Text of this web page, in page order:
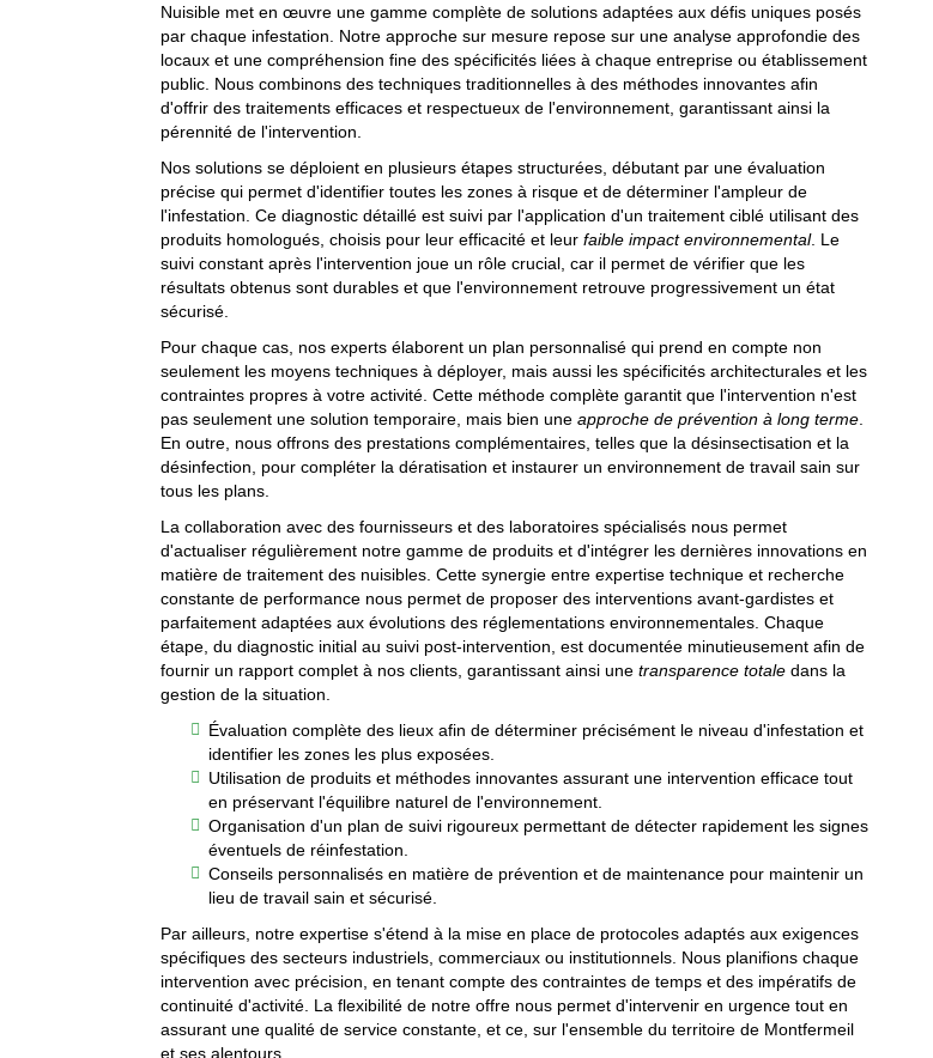
Nuisible met en œuvre une gamme complète de solutions adaptées aux défis uniques posés
par chaque infestation. Notre approche sur mesure repose sur une analyse approfondie des
locaux et une compréhension fine des spécificités liées à chaque entreprise ou établissement
public. Nous combinons des techniques traditionnelles à des méthodes innovantes afin
d'offrir des traitements efficaces et respectueux de l'environnement, garantissant ainsi la
pérennité de l'intervention.
Nos solutions se déploient en plusieurs étapes structurées, débutant par une évaluation
précise qui permet d'identifier toutes les zones à risque et de déterminer l'ampleur de
l'infestation. Ce diagnostic détaillé est suivi par l'application d'un traitement ciblé utilisant des
produits homologués, choisis pour leur efficacité et leurfaible impact environnemental. Le
suivi constant après l'intervention joue un rôle crucial, car il permet de vérifier que les
résultats obtenus sont durables et que l'environnement retrouve progressivement un état
sécurisé.
Pour chaque cas, nos experts élaborent un plan personnalisé qui prend en compte non
seulement les moyens techniques à déployer, mais aussi les spécificités architecturales et les
contraintes propres à votre activité. Cette méthode complète garantit que l'intervention n'est
pas seulement une solution temporaire, mais bien uneapproche de prévention à long terme.
En outre, nous offrons des prestations complémentaires, telles que la désinsectisation et la
désinfection, pour compléter la dératisation et instaurer un environnement de travail sain sur
tous les plans.
La collaboration avec des fournisseurs et des laboratoires spécialisés nous permet
d'actualiser régulièrement notre gamme de produits et d'intégrer les dernières innovations en
matière de traitement des nuisibles. Cette synergie entre expertise technique et recherche
constante de performance nous permet de proposer des interventions avant-gardistes et
parfaitement adaptées aux évolutions des réglementations environnementales. Chaque
étape, du diagnostic initial au suivi post-intervention, est documentée minutieusement afin de
fournir un rapport complet à nos clients, garantissant ainsi unetransparence totale dans la
gestion de la situation.
Évaluation complète des lieux afin de déterminer précisément le niveau d'infestation et
identifier les zones les plus exposées.
Utilisation de produits et méthodes innovantes assurant une intervention efficace tout
en préservant l'équilibre naturel de l'environnement.
Organisation d'un plan de suivi rigoureux permettant de détecter rapidement les signes
éventuels de réinfestation.
Conseils personnalisés en matière de prévention et de maintenance pour maintenir un
lieu de travail sain et sécurisé.
Par ailleurs, notre expertise s'étend à la mise en place de protocoles adaptés aux exigences
spécifiques des secteurs industriels, commerciaux ou institutionnels. Nous planifions chaque
intervention avec précision, en tenant compte des contraintes de temps et des impératifs de
continuité d'activité. La flexibilité de notre offre nous permet d'intervenir en urgence tout en
assurant une qualité de service constante, et ce, sur l'ensemble du territoire de Montfermeil
et ses alentours.